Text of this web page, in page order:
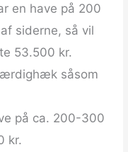
en have på 200
siderne, så vil
53.500 kr.
såsom
på ca. 200-300
kr.